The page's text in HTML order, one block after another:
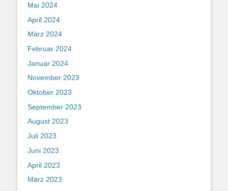
Mai 2024
April 2024
März 2024
Februar 2024
Januar 2024
November 2023
Oktober 2023
September 2023
August 2023
Juli 2023
Juni 2023
April 2023
März 2023